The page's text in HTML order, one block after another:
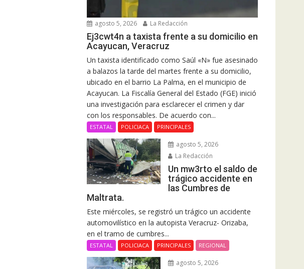
agosto 5, 2026 La Redacción
Ej3cwt4n a taxista frente a su domicilio en
Acayucan, Veracruz
Un taxista identificado como Saúl «N» fue asesinado
a balazos la tarde del martes frente a su domicilio,
ubicado en el barrio La Palma, en el municipio de
Acayucan. La Fiscalía General del Estado (FGE) inició
una investigación para esclarecer el crimen y dar
con los responsables. De acuerdo con...
ESTATAL POLICIACA PRINCIPALES
agosto 5, 2026
La Redacción
Un mw3rto el saldo de
trágico accidente en
las Cumbres de
Maltrata.
Este miércoles, se registró un trágico un accidente
automovilístico en la autopista Veracruz- Orizaba,
en el tramo de cumbres...
ESTATAL POLICIACA PRINCIPALES REGIONAL
agosto 5, 2026